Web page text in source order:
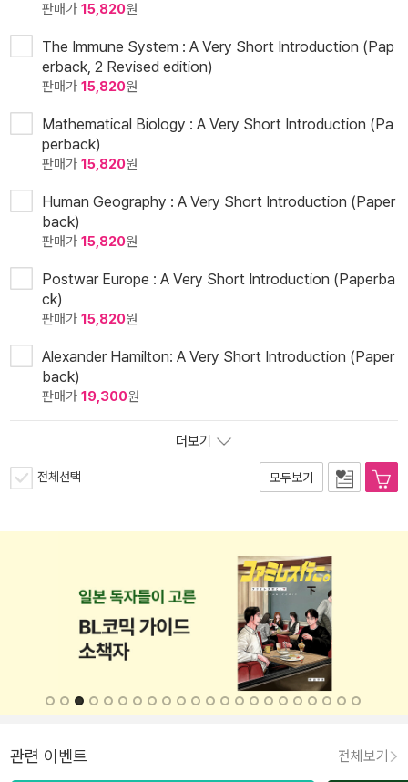
판매가 15,820원
The Immune System : A Very Short Introduction (Pap
erback, 2 Revised edition)
판매가 15,820원
Mathematical Biology : A Very Short Introduction (Pa
perback)
판매가 15,820원
Human Geography : A Very Short Introduction (Paper
back)
판매가 15,820원
Postwar Europe : A Very Short Introduction (Paperba
ck)
판매가 15,820원
Alexander Hamilton: A Very Short Introduction (Paper
back)
판매가 19,300원
더보기
전체선택 모두보기
관련 이벤트 전체보기